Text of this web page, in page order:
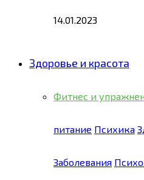
14.01.2023
Здоровье и красота
Фитнес и
питание Психика
Заболевания